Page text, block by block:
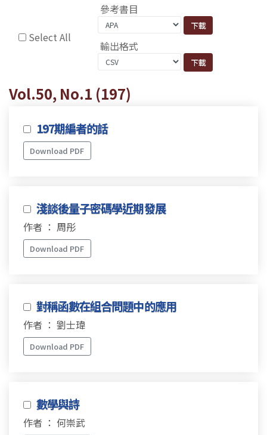
Select All
參考書目
輸出格式
Vol.50, No.1 (197)
197期編者的話
Download PDF
淺談後量子密碼學近期發展
作者 ： 周彤
Download PDF
對稱函數在組合問題中的應用
作者 ： 劉士瑋
Download PDF
數學與詩
作者 ： 何崇武